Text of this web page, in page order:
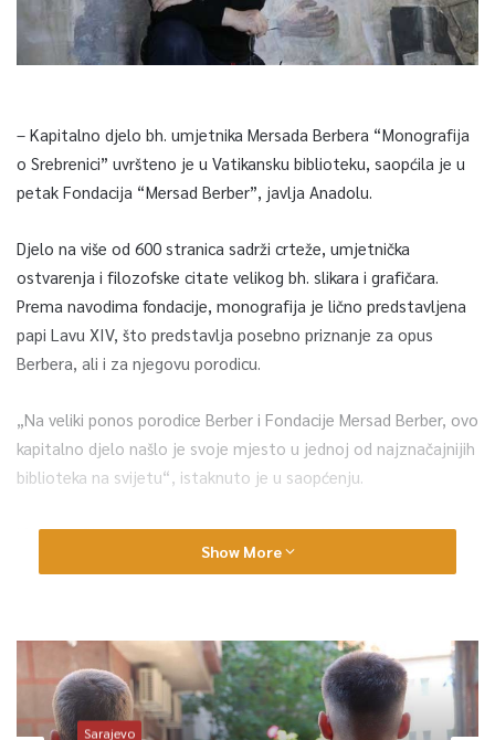
– Kapitalno djelo bh. umjetnika Mersada Berbera “Monografija
o Srebrenici” uvršteno je u Vatikansku biblioteku, saopćila je u
petak Fondacija “Mersad Berber”, javlja Anadolu.
Djelo na više od 600 stranica sadrži crteže, umjetnička
ostvarenja i filozofske citate velikog bh. slikara i grafičara.
Prema navodima fondacije, monografija je lično predstavljena
papi Lavu XIV, što predstavlja posebno priznanje za opus
Berbera, ali i za njegovu porodicu.
„Na veliki ponos porodice Berber i Fondacije Mersad Berber, ovo
kapitalno djelo našlo je svoje mjesto u jednoj od najznačajnijih
biblioteka na svijetu“, istaknuto je u saopćenju.
Monografija o Srebrenici obuhvata preko 600 stranica crteža,
umjetničkih djela i filozofskih citata Mersada Berbera. Radeći
otkrio posmrtne ostatke više od 2.000 žrtava srebreničkog
genocida, te forenzičara Erica Stovera i fotografa Gillesa
Peressa, koji su izvršili identifikaciju srebreničkih stratišta.
Show More
Sarajevo